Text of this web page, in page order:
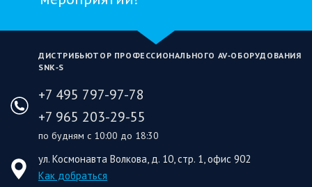
ДИСТРИБЬЮТОР ПРОФЕССИОНАЛЬНОГО AV‑ОБОРУДОВАНИЯ
SNK‑S
+7 495 797-97-78
+7 965 203-29-55
по будням с 10:00 до 18:30
ул. Космонавта Волкова, д. 10, стр. 1, офис 902
Как добраться